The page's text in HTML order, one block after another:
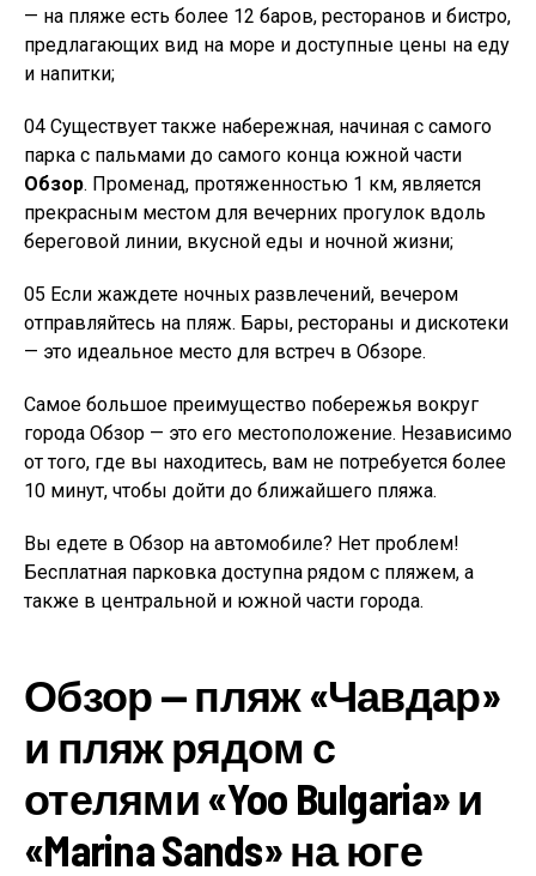
— на пляже есть более 12 баров, ресторанов и бистро,
предлагающих вид на море и доступные цены на еду
и напитки;
04 Существует также набережная, начиная с самого
парка с пальмами до самого конца южной части
Обзор. Променад, протяженностью 1 км, является
прекрасным местом для вечерних прогулок вдоль
береговой линии, вкусной еды и ночной жизни;
05 Если жаждете ночных развлечений, вечером
отправляйтесь на пляж. Бары, рестораны и дискотеки
— это идеальное место для встреч в Обзоре.
Самое большое преимущество побережья вокруг
города Обзор — это его местоположение. Независимо
от того, где вы находитесь, вам не потребуется более
10 минут, чтобы дойти до ближайшего пляжа.
Вы едете в Обзор на автомобиле? Нет проблем!
Бесплатная парковка доступна рядом с пляжем, а
также в центральной и южной части города.
Обзор — пляж «Чавдар»
и пляж рядом с
отелями «Yoo Bulgaria» и
«Marina Sands» на юге